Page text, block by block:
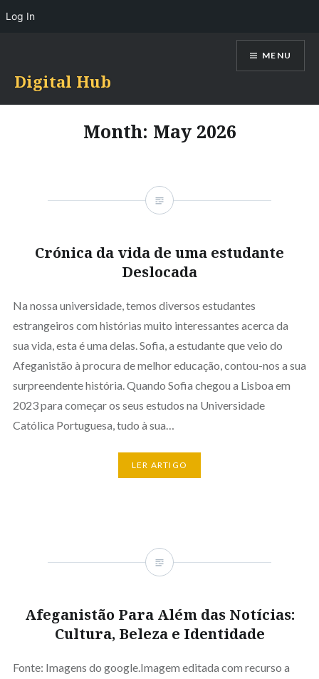
content
Digital Hub
MENU
Month: May 2026
Crónica da vida de uma estudante
Deslocada
Na nossa universidade, temos diversos estudantes
estrangeiros com histórias muito interessantes acerca da
sua vida, esta é uma delas. Sofia, a estudante que veio do
Afeganistão à procura de melhor educação, contou-nos a sua
surpreendente história. Quando Sofia chegou a Lisboa em
2023 para começar os seus estudos na Universidade
Católica Portuguesa, tudo à sua…
LER ARTIGO
Afeganistão Para Além das Notícias:
Cultura, Beleza e Identidade
Fonte: Imagens do google.Imagem editada com recurso a
Log In